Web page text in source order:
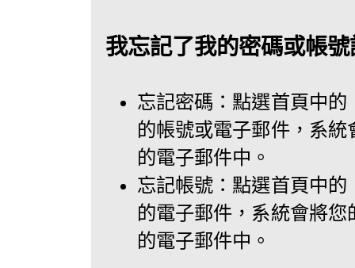
我忘記了我的密碼或帳
忘記密碼：點選首頁中
的帳號或電子郵件，系
的電子郵件中。
忘記帳號：點選首頁中
的電子郵件，系統會將
的電子郵件中。